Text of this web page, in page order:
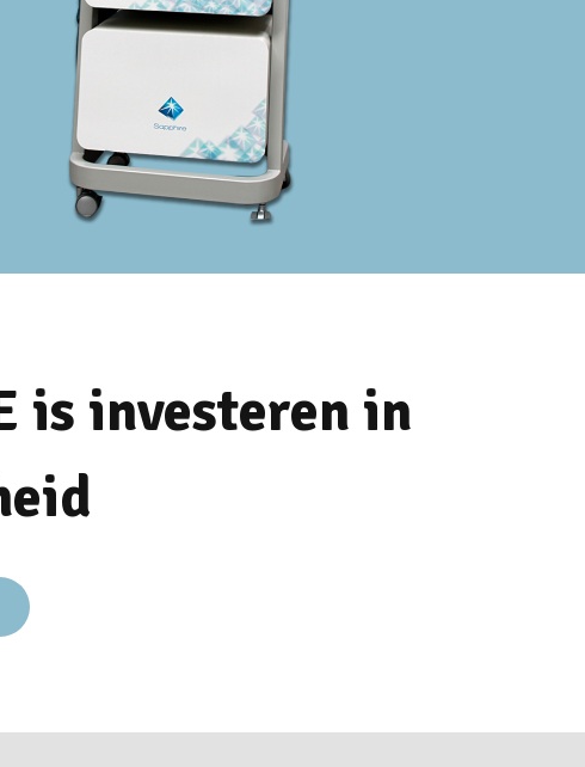
is investeren in